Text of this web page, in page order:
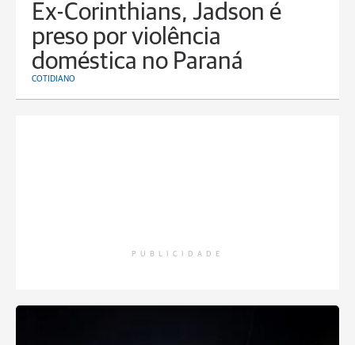
Ex-Corinthians, Jadson é
preso por violência
doméstica no Paraná
COTIDIANO
PUBLICIDADE